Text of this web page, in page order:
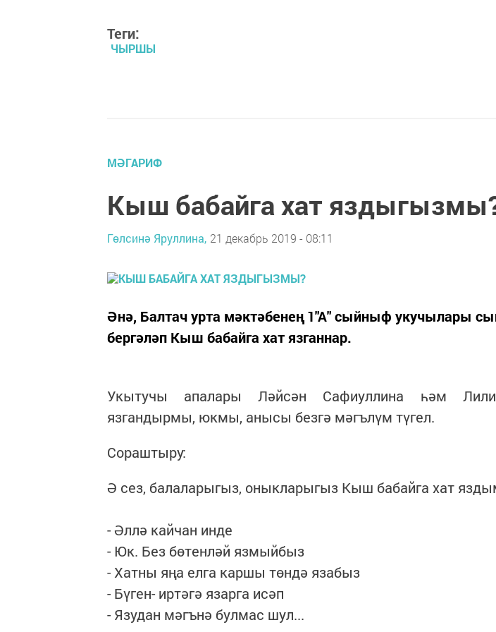
Теги:
ЧЫРШЫ
МӘГАРИФ
Кыш бабайга хат
Гөлсинә Яруллина, 21 декабрь 2019 - 08:11
Әнә, Балтач урта мәктәбенең 1"А" сыйныф укучылары
бергәләп Кыш бабайга хат язганнар.
Укытучы апалары Ләйсән Сафиуллина һәм
язгандырмы, юкмы, анысы безгә мәгълүм түгел.
Сораштыру:
Ә сез, балаларыгыз, оныкларыгыз Кыш бабайга хат
- Әллә кайчан инде
- Юк. Без бөтенләй язмыйбыз
- Хатны яңа елга каршы төндә язабыз
- Бүген- иртәгә язарга исәп
- Язудан мәгънә булмас шул...